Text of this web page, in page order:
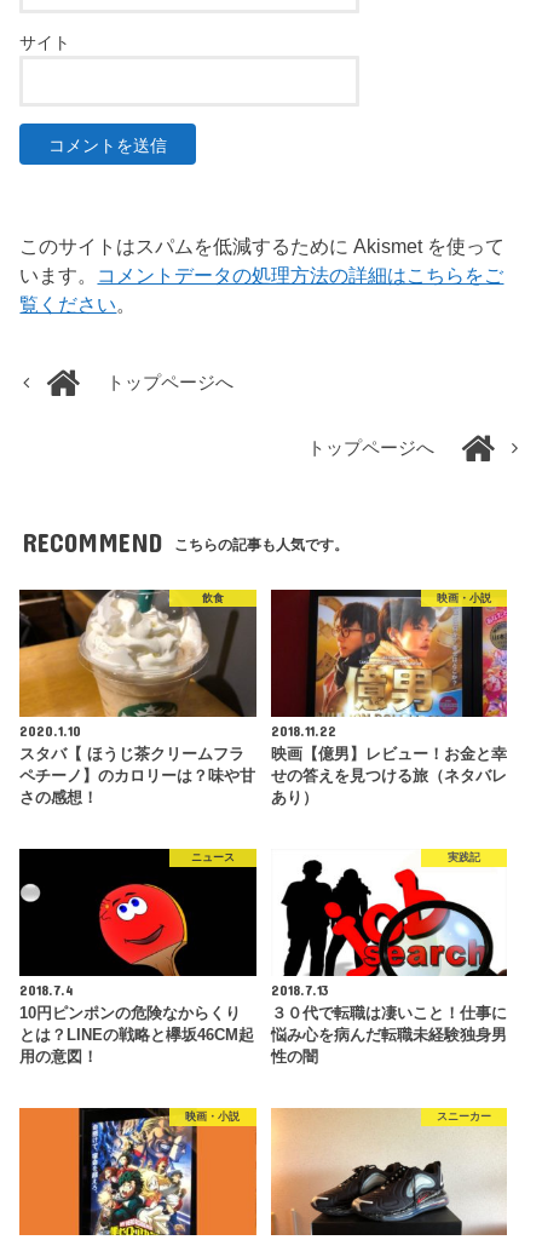
サイト
このサイトはスパムを低減するために Akismet を使って
います。 コメントデータの処理方法の詳細はこちらをご
覧ください。
トップページへ
トップページへ
RECOMMEND こちらの記事も人気です。
飲食
2020.1.10
スタバ【 ほうじ茶クリームフラ
ペチーノ】のカロリーは？味や甘
さの感想！
映画・小説
2018.11.22
映画【億男】レビュー！お金と幸
せの答えを見つける旅（ネタバレ
あり）
ニュース
2018.7.4
10円ピンポンの危険なからくり
とは？LINEの戦略と欅坂46CM起
用の意図！
実践記
2018.7.13
３０代で転職は凄いこと！仕事に
悩み心を病んだ転職未経験独身男
性の闇
映画・小説 スニーカー